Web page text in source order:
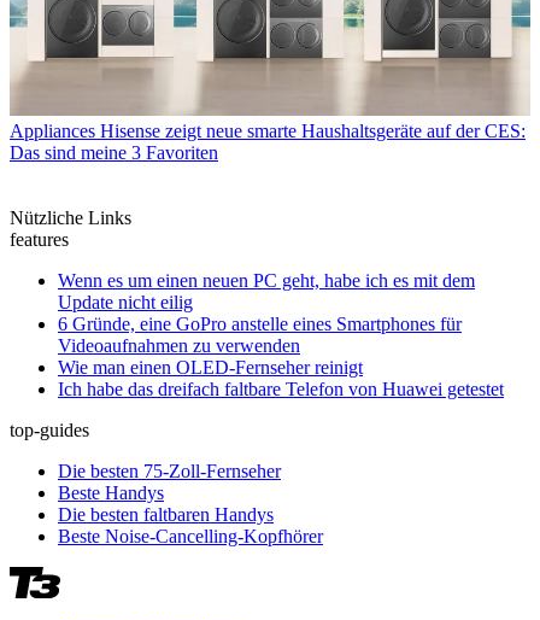
Appliances Hisense zeigt neue smarte Haushaltsgeräte auf der CES:
Das sind meine 3 Favoriten
Nützliche Links
features
Wenn es um einen neuen PC geht, habe ich es mit dem
Update nicht eilig
6 Gründe, eine GoPro anstelle eines Smartphones für
Videoaufnahmen zu verwenden
Wie man einen OLED-Fernseher reinigt
Ich habe das dreifach faltbare Telefon von Huawei getestet
top-guides
Die besten 75-Zoll-Fernseher
Beste Handys
Die besten faltbaren Handys
Beste Noise-Cancelling-Kopfhörer